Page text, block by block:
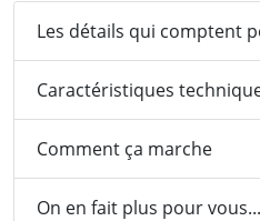
Les détails qui comptent
Caractéristiques
Comment ça marche
On en fait plus pour vous...